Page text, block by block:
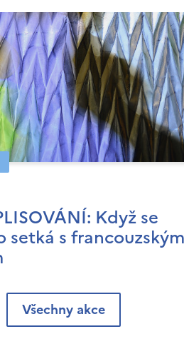
Když se
setká s francouzským
Všechny akce